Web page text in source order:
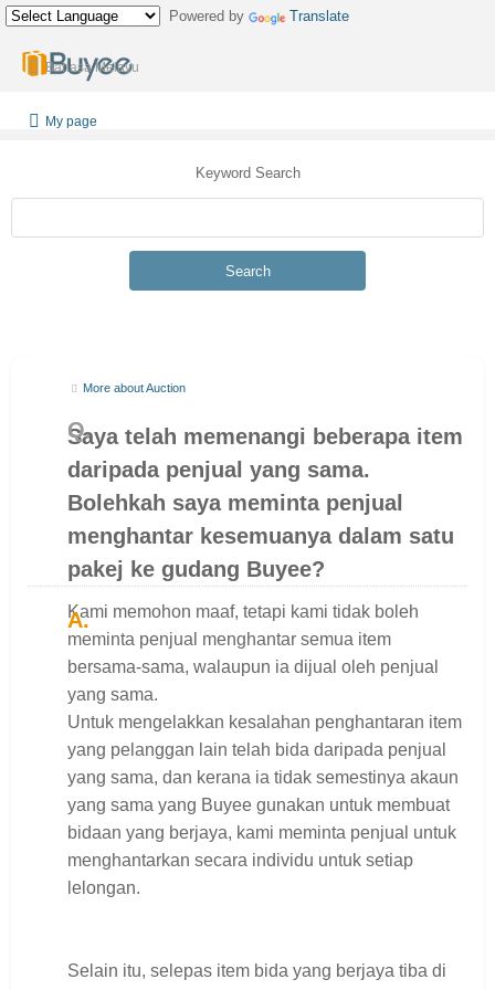
Powered by Translate
Bahasa Melayu
My page
Keyword Search
Search
More about Auction
Saya telah memenangi beberapa item
daripada penjual yang sama.
Bolehkah saya meminta penjual
menghantar kesemuanya dalam satu
pakej ke gudang Buyee?
Kami memohon maaf, tetapi kami tidak boleh
meminta penjual menghantar semua item
bersama-sama, walaupun ia dijual oleh penjual
yang sama.
Untuk mengelakkan kesalahan penghantaran item
yang pelanggan lain telah bida daripada penjual
yang sama, dan kerana ia tidak semestinya akaun
yang sama yang Buyee gunakan untuk membuat
bidaan yang berjaya, kami meminta penjual untuk
menghantarkan secara individu untuk setiap
lelongan.
Selain itu, selepas item bida yang berjaya tiba di